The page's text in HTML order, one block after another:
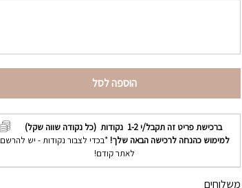
הוספה לסל
ברכישת פריט זה תקבל/י 1-2 נקודות (כל נקודה שווה שקל)
למימוש כהנחה לרכישה הבאה שלך! *בכדי לצבור נקודות - יש להרשם
לאתר קודם!
משלוחים